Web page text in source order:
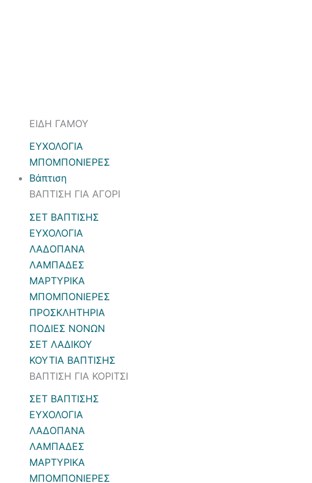
ΕΙΔΗ ΓΑΜΟΥ
ΕΥΧΟΛΟΓΙΑ
ΜΠΟΜΠΟΝΙΕΡΕΣ
Βάπτιση
ΒΑΠΤΙΣΗ ΓΙΑ ΑΓΟΡΙ
ΣΕΤ ΒΑΠΤΙΣΗΣ
ΕΥΧΟΛΟΓΙΑ
ΛΑΔΟΠΑΝΑ
ΛΑΜΠΑΔΕΣ
ΜΑΡΤΥΡΙΚΑ
ΜΠΟΜΠΟΝΙΕΡΕΣ
ΠΡΟΣΚΛΗΤΗΡΙΑ
ΠΟΔΙΕΣ ΝΟΝΩΝ
ΣΕΤ ΛΑΔΙΚΟΥ
ΚΟΥΤΙΑ ΒΑΠΤΙΣΗΣ
ΒΑΠΤΙΣΗ ΓΙΑ ΚΟΡΙΤΣΙ
ΣΕΤ ΒΑΠΤΙΣΗΣ
ΕΥΧΟΛΟΓΙΑ
ΛΑΔΟΠΑΝΑ
ΛΑΜΠΑΔΕΣ
ΜΑΡΤΥΡΙΚΑ
ΜΠΟΜΠΟΝΙΕΡΕΣ